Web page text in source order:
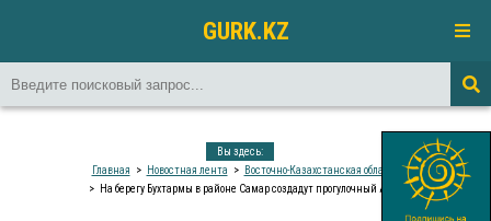
GURK.KZ
Вы здесь:
Главная
Новостная лента
Восточно-Казахстанская область
На берегу Бухтармы в районе Самар создадут прогулочный Арбат